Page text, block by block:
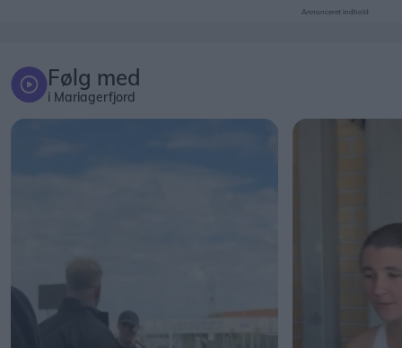
Annonceret indhold
Følg med
i Mariagerfjord